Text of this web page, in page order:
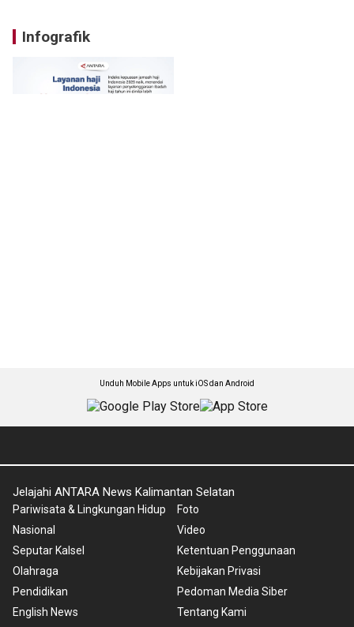
Infografik
Unduh Mobile Apps untuk iOS dan Android
Jelajahi ANTARA News Kalimantan Selatan
Pariwisata & Lingkungan Hidup
Nasional
Seputar Kalsel
Olahraga
Pendidikan
English News
Foto
Video
Ketentuan Penggunaan
Kebijakan Privasi
Pedoman Media Siber
Tentang Kami